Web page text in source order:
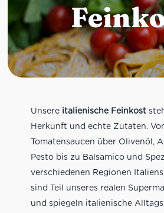
Unsere italienische Feinkost
Herkunft und echte Zutaten.
Tomatensaucen über Olivenöl,
Pesto bis zu Balsamico und
verschiedenen Regionen
sind Teil unseres realen
und spiegeln italienische